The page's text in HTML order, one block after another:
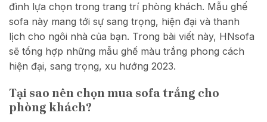
đình lựa chọn trong trang trí phòng khách. Mẫu ghế
sofa này mang tới sự sang trọng, hiện đại và thanh
lịch cho ngôi nhà của bạn. Trong bài viết này, HNsofa
sẽ tổng hợp những mẫu ghế màu trắng phong cách
hiện đại, sang trọng, xu hướng 2023.
Tại sao nên chọn mua sofa trắng cho
phòng khách?